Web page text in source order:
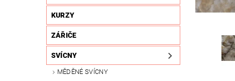
KURZY
ZÁŘIČE
SVÍCNY
MĚDĚNÉ SVÍCNY